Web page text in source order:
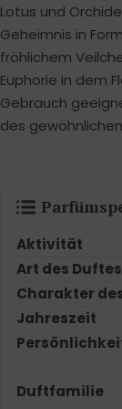
Lotus und
Geheimnis in
fröhlichem
Euphorie in dem
Gebrauch
des
Aktivität
Art des Duftes
Charakter
Jahreszeit
Duftfamilie